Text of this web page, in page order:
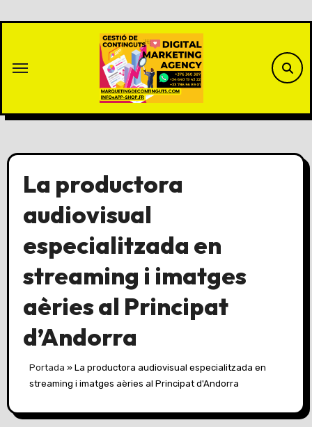
La productora
audiovisual
especialitzada en
streaming i imatges
aèries al Principat
d’Andorra
Portada »La productora audiovisual especialitzada en
streaming i imatges aèries al Principat d'Andorra